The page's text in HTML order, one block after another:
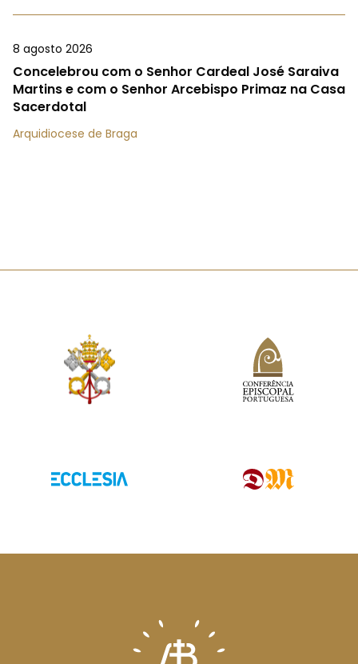
8 agosto 2026
Concelebrou com o Senhor Cardeal José Saraiva
Martins e com o Senhor Arcebispo Primaz na Casa
Sacerdotal
Arquidiocese de Braga